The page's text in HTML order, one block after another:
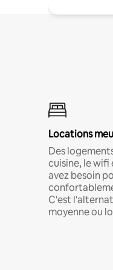
Locations
Des
cuisine, le wifi
avez besoin
C'est
moyenne ou